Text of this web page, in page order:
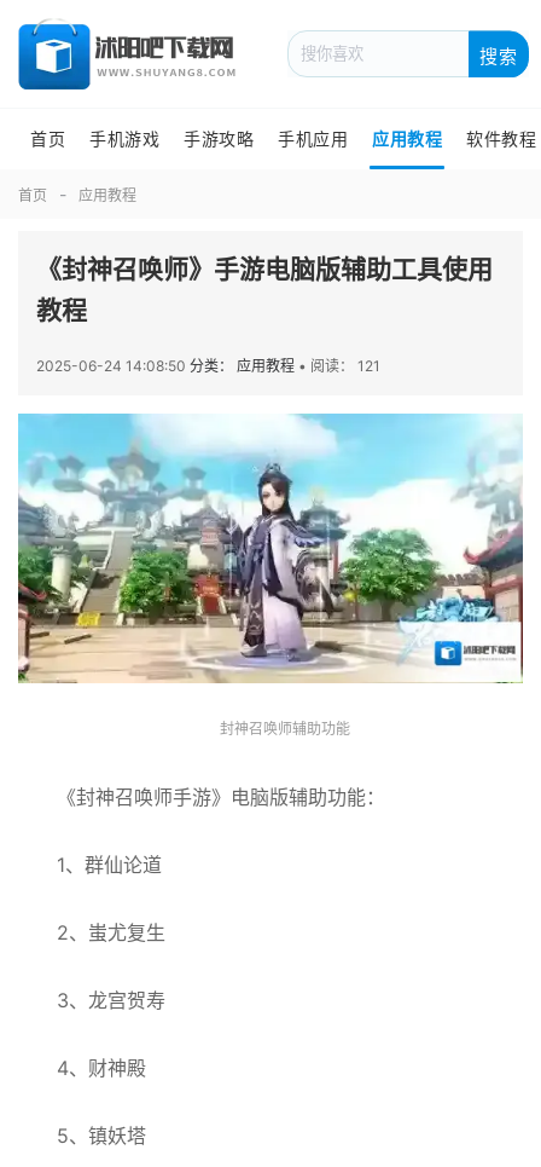
搜索
首页 手机游戏 手游攻略 手机应用 应用教程 软件教程
首页 应用教程
《封神召唤师》手游电脑版辅助工具使用
教程
2025-06-24 14:08:50 分类： 应用教程 • 阅读： 121
封神召唤师辅助功能
《封神召唤师手游》电脑版辅助功能：
1、群仙论道
2、蚩尤复生
3、龙宫贺寿
4、财神殿
5、镇妖塔